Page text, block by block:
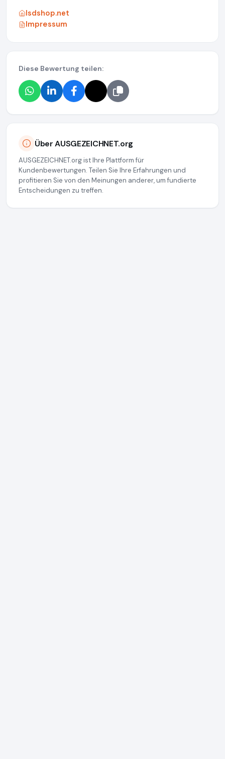
lsdshop.net
Impressum
Diese Bewertung teilen:
Über AUSGEZEICHNET.org
AUSGEZEICHNET.org ist Ihre Plattform für
Kundenbewertungen. Teilen Sie Ihre Erfahrungen und
profitieren Sie von den Meinungen anderer, um fundierte
Entscheidungen zu treffen.